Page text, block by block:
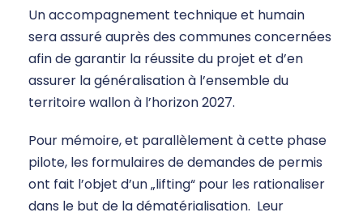
Un accompagnement technique et humain
sera assuré auprès des communes concernées
afin de garantir la réussite du projet et d’en
assurer la généralisation à l’ensemble du
territoire wallon à l’horizon 2027.
Pour mémoire, et parallèlement à cette phase
pilote, les formulaires de demandes de permis
ont fait l’objet d’un „lifting“ pour les rationaliser
dans le but de la dématérialisation. Leur